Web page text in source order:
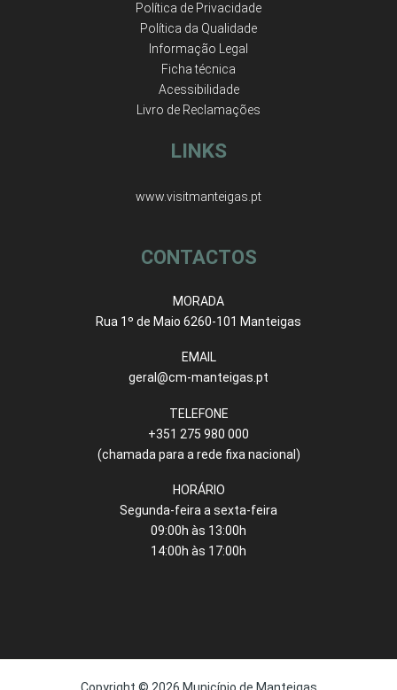
Política de Privacidade
Política da Qualidade
Informação Legal
Ficha técnica
Acessibilidade
Livro de Reclamações
LINKS
www.visitmanteigas.pt
CONTACTOS
MORADA
Rua 1º de Maio 6260-101 Manteigas
EMAIL
geral@cm-manteigas.pt
TELEFONE
+351 275 980 000
(chamada para a rede fixa nacional)
HORÁRIO
Segunda-feira a sexta-feira
09:00h às 13:00h
14:00h às 17:00h